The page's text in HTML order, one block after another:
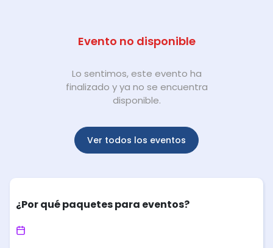
Evento no disponible
Lo sentimos, este evento ha
finalizado y ya no se encuentra
disponible.
Ver todos los eventos
¿Por qué paquetes para eventos?